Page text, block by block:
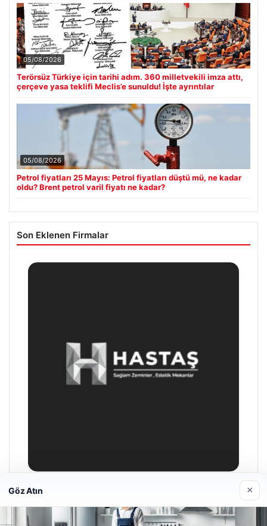
05/08/2026
Terörsüz Türkiye için tarihi adım. 360 milletvekili imza attı,
çerçeve yasa teklifi Meclis’e sunuldu! İşte ayrıntılar
05/08/2026
Petrol fiyatları 25 Mayıs: Petrol fiyatları düştü mü, ne kadar
oldu? Brent petrol varil fiyatı ne kadar?
Son Eklenen Firmalar
Hastaş Beton
Göz Atın ×